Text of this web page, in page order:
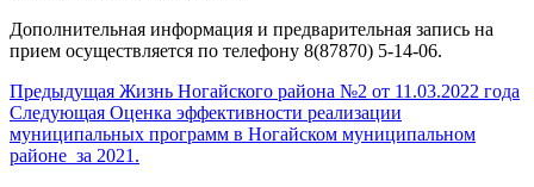
Дополнительная информация и предварительная запись на
прием осуществляется по телефону 8(87870) 5-14-06.
Предыдущая Жизнь Ногайского района №2 от 11.03.2022 года
Следующая Оценка эффективности реализации
муниципальных программ в Ногайском муниципальном
районе за 2021.